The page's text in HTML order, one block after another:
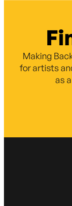
Making
for artists
as